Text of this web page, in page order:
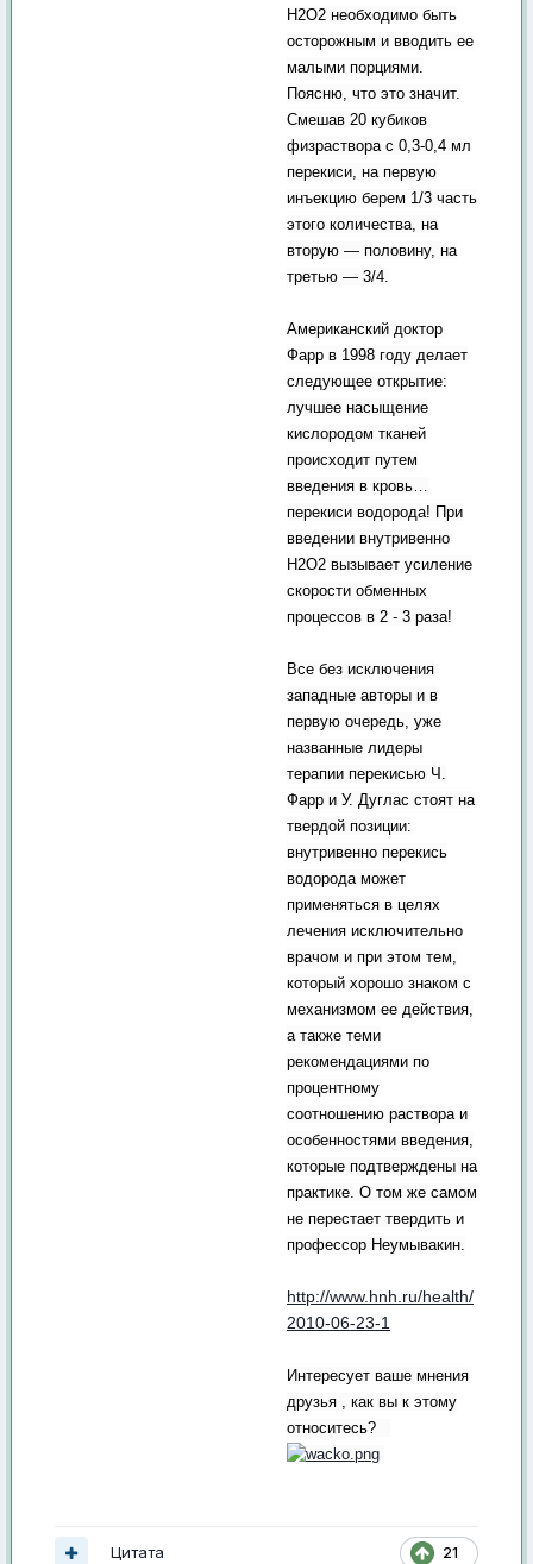
Н2О2 необходимо быть
осторожным и вводить ее
малыми порциями.
Поясню, что это значит.
Смешав 20 кубиков
физраствора с 0,3-0,4 мл
перекиси, на первую
инъекцию берем 1/3 часть
этого количества, на
вторую — половину, на
третью — 3/4.
Американский доктор
Фарр в 1998 году делает
следующее открытие:
лучшее насыщение
кислородом тканей
происходит путем
введения в кровь…
перекиси водорода! При
введении внутривенно
Н2О2 вызывает усиление
скорости обменных
процессов в 2 - 3 раза!
Все без исключения
западные авторы и в
первую очередь, уже
названные лидеры
терапии перекисью Ч.
Фарр и У. Дуглас стоят на
твердой позиции:
внутривенно перекись
водорода может
применяться в целях
лечения исключительно
врачом и при этом тем,
который хорошо знаком с
механизмом ее действия,
а также теми
рекомендациями по
процентному
соотношению раствора и
особенностями введения,
которые подтверждены на
практике. О том же самом
не перестает твердить и
профессор Неумывакин.
http://www.hnh.ru/health/
2010-06-23-1
Интересует ваше мнения
друзья , как вы к этому
относитесь?
21
Цитата